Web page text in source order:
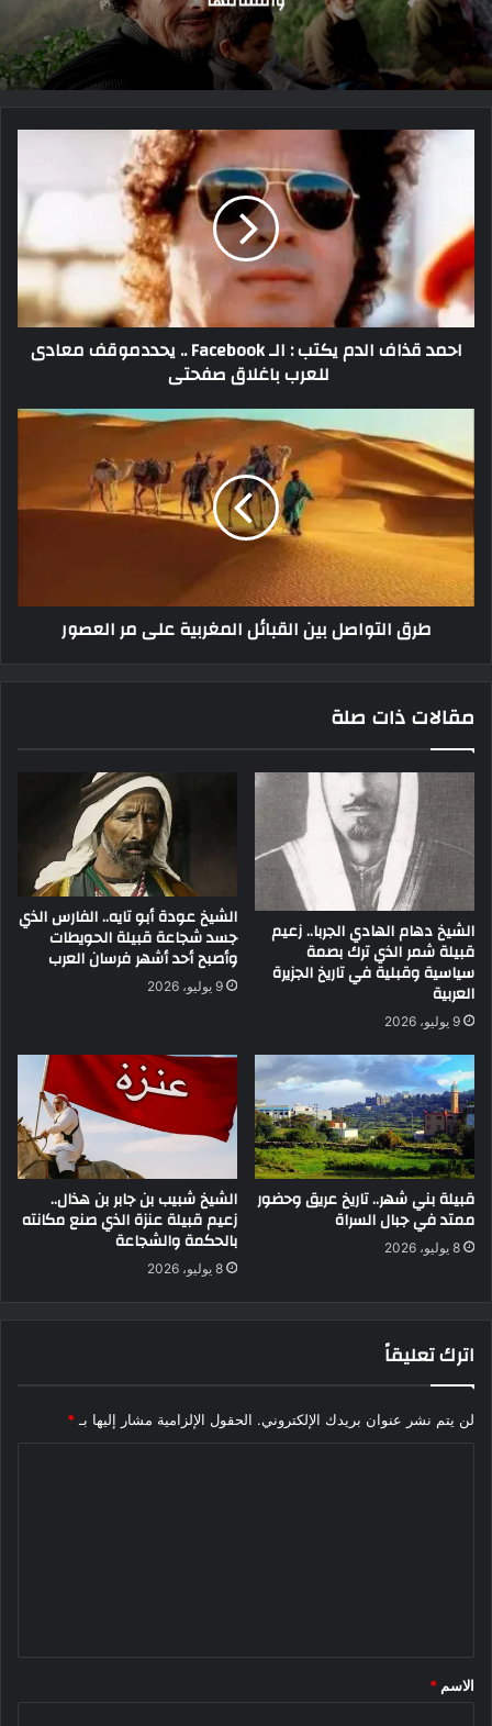
احمد قذاف الدم يكتب : الـ Facebook .. يحددموقف معادى
للعرب باغلاق صفحتى
طرق التواصل بين القبائل المغربية على مر العصور
مقالات ذات صلة
الشيخ دهام الهادي الجربا.. زعيم
قبيلة شمر الذي ترك بصمة
سياسية وقبلية في تاريخ الجزيرة
العربية
9 يوليو، 2026
الشيخ عودة أبو تايه.. الفارس الذي
جسد شجاعة قبيلة الحويطات
وأصبح أحد أشهر فرسان العرب
9 يوليو، 2026
قبيلة بني شهر.. تاريخ عريق وحضور
ممتد في جبال السراة
8 يوليو، 2026
الشيخ شبيب بن جابر بن هذال..
زعيم قبيلة عنزة الذي صنع مكانته
بالحكمة والشجاعة
8 يوليو، 2026
اترك تعليقاً
لن يتم نشر عنوان بريدك الإلكتروني. الحقول الإلزامية مشار إليها بـ *
*
الاسم *